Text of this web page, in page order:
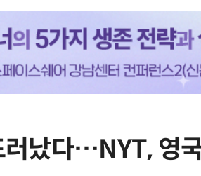
났다…NYT, 영